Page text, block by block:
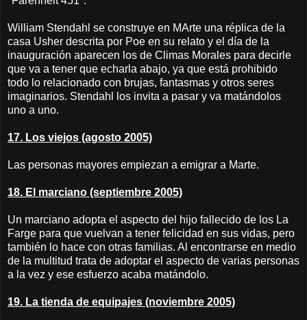
William Stendahl se construye en MArte una réplica de la
casa Usher descrita por Poe en su relato y el día de la
inauguración aparecen los de Climas Morales para decirle
que va a tener que echarla abajo, ya que está prohibido
todo lo relacionado con brujas, fantasmas y otros seres
imaginarios. Stendahl los invita a pasar y va matándolos
uno a uno.
17. Los viejos (agosto 2005)
Las personas mayores empiezan a emigrar a Marte.
18. El marciano (septiembre 2005)
Un marciano adopta el aspecto del hijo fallecido de los La
Farge para que vuelvan a tener felicidad en sus vidas, pero
también lo hace con otras familias. Al encontrarse en medio
de la multitud trata de adoptar el aspecto de varias personas
a la vez y ese esfuerzo acaba matándolo.
19. La tienda de equipajes (noviembre 2005)